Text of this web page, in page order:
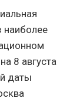
наиболее
8 августа
даты